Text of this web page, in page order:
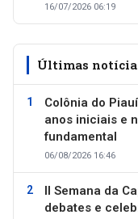
16/07/2026 06:19
Últimas
Colônia do
anos iniciais e
fundamental
06/08/2026 16:46
II Semana da
debates e